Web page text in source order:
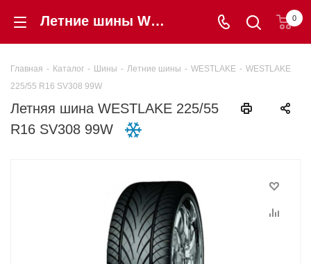
Летние шины WESTLAKE 225/55 R16 SV308 99W купить в интернет-магазине «Шинторг» в Калининграде 0
Главная - Каталог - Шины - Летние шины - WESTLAKE - WESTLAKE
225/55 R16 SV308 99W
Летняя шина WESTLAKE 225/55
R16 SV308 99W